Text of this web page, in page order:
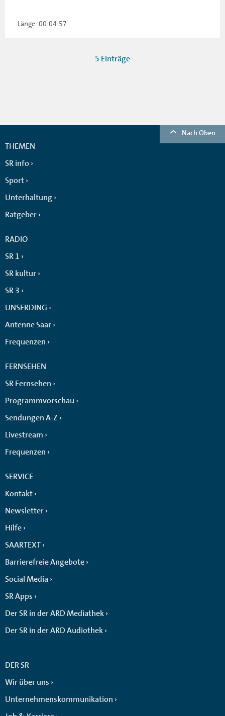
Länge: 00:04:57
5 Einträge
Nach Oben
THEMEN
SR info
Sport
Unterhaltung
Ratgeber
RADIO
SR 1
SR kultur
SR 3
UNSERDING
Antenne Saar
Frequenzen
FERNSEHEN
SR Fernsehen
Programmvorschau
Sendungen A-Z
Livestream
Frequenzen
SERVICE
Kontakt
Newsletter
Hilfe
SAARTEXT
Barrierefreie Angebote
Social Media
SR Apps
Der SR in der ARD Mediathek
Der SR in der ARD Audiothek
DER SR
Wir über uns
Unternehmenskommunikation